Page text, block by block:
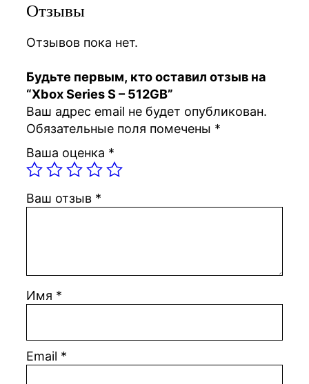
в
т
в
а
р
а
X
b
x
i
e
s
–
5
Отзывы
Отзывов пока нет.
Будьте первым, кто оставил отзыв на
“Xbox Series S – 512GB”
Ваш адрес email не будет опубликован.
Обязательные поля помечены *
Ваша оценка *
Ваш отзыв *
Имя *
Email *